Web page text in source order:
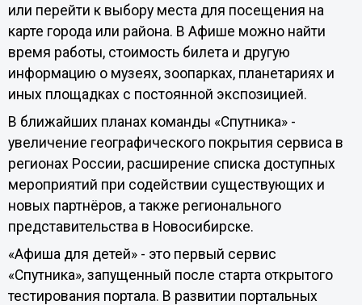
или перейти к выбору места для посещения на
карте города или района. В Афише можно найти
время работы, стоимость билета и другую
информацию о музеях, зоопарках, планетариях и
иных площадках с постоянной экспозицией.
В ближайших планах команды «Спутника» -
увеличение географического покрытия сервиса в
регионах России, расширение списка доступных
мероприятий при содействии существующих и
новых партнёров, а также регионального
представительства в Новосибирске.
«Афиша для детей» - это первый сервис
«Спутника», запущенный после старта открытого
тестирования портала. В развитии портальных